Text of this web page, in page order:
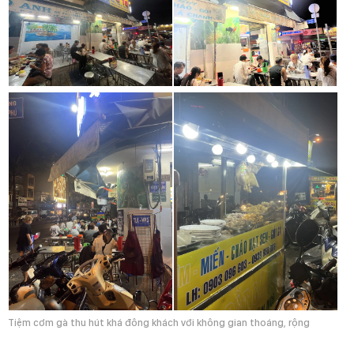
Tiệm cơm gà thu hút khá đông khách với không gian thoáng, rộng